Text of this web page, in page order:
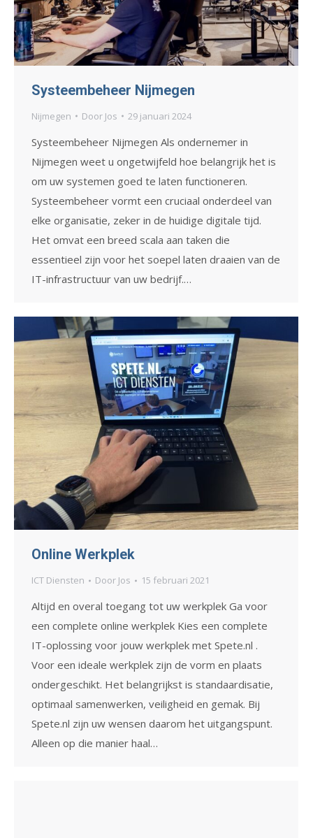
Systeembeheer Nijmegen
Nijmegen Door Jos 29 januari 2024
Systeembeheer Nijmegen Als ondernemer in
Nijmegen weet u ongetwijfeld hoe belangrijk het is
om uw systemen goed te laten functioneren.
Systeembeheer vormt een cruciaal onderdeel van
elke organisatie, zeker in de huidige digitale tijd.
Het omvat een breed scala aan taken die
essentieel zijn voor het soepel laten draaien van de
IT-infrastructuur van uw bedrijf.…
Online Werkplek
ICT Diensten Door Jos 15 februari 2021
Altijd en overal toegang tot uw werkplek Ga voor
een complete online werkplek Kies een complete
IT-oplossing voor jouw werkplek met Spete.nl .
Voor een ideale werkplek zijn de vorm en plaats
ondergeschikt. Het belangrijkst is standaardisatie,
optimaal samenwerken, veiligheid en gemak. Bij
Spete.nl zijn uw wensen daarom het uitgangspunt.
Alleen op die manier haal…